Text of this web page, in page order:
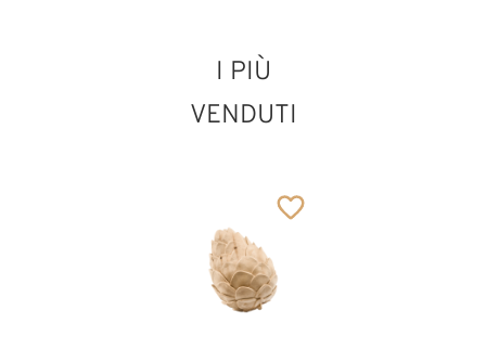
Sant' Arnold
Janssen
I PIÙ
VENDUTI